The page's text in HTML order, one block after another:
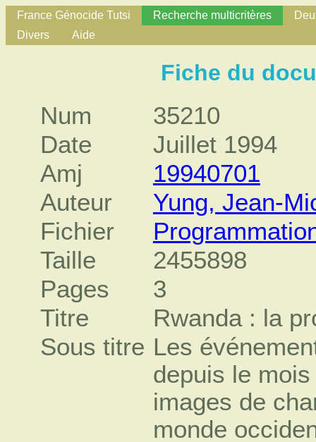
France Génocide Tutsi Recherche multicritères
Divers
Aide
Fiche du
Num
35210
Date
Juillet 1994
Amj
19940701
Auteur
Yung, Jean-
Fichier
Taille
2455898
Pages
3
Titre
Rwanda : la
Sous titre Les
depuis le
images de
monde